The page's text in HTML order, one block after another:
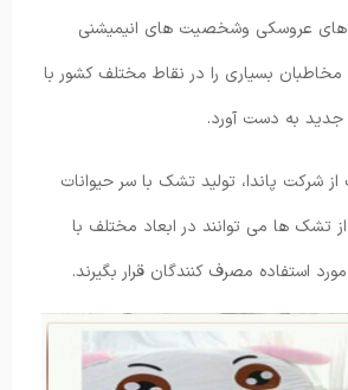
عروسکی وشخصیت های انیمیشنی
بسیاری را در نقاط مختلف کشور با
جدید به دست آورد.
شرکت پاندا، تولید تشک با سر حیوانات
تشک ها می توانند در ابعاد مختلف با
استفاده مصرف کنندگان قرار بگیرند.